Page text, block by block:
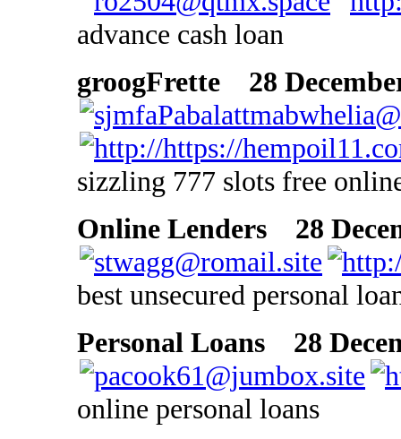
advance cash loan
groogFrette
28
sizzling 777 slots free
Online Lenders
28
best unsecured personal
Personal Loans
28
online personal loans